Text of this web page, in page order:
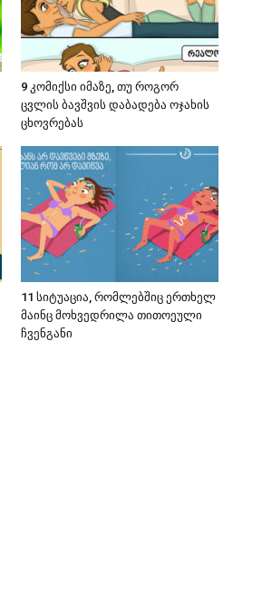
9 კომიქსი იმაზე, თუ როგორ
ცვლის ბავშვის დაბადება ოჯახის
ცხოვრებას
11 სიტუაცია, რომლებშიც ერთხელ
მაინც მოხვედრილა თითოეული
ჩვენგანი